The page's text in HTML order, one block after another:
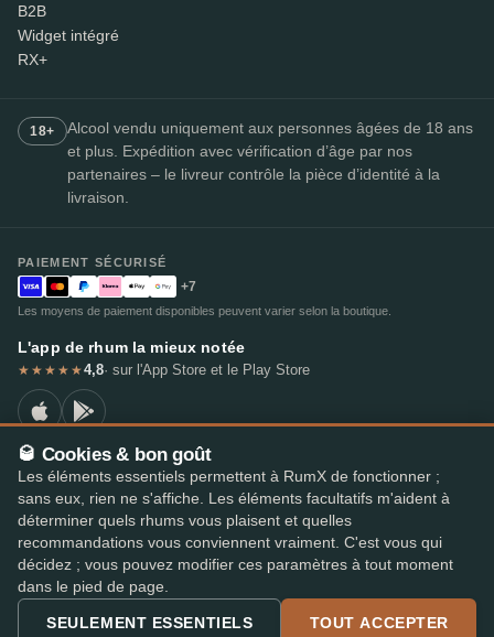
B2B
Widget intégré
RX+
18+
Alcool vendu uniquement aux personnes âgées de 18 ans
et plus. Expédition avec vérification d’âge par nos
partenaires – le livreur contrôle la pièce d’identité à la
livraison.
PAIEMENT SÉCURISÉ
+7
Les moyens de paiement disponibles peuvent varier selon la boutique.
L'app de rhum la mieux notée
★★★★★4,8· sur l'App Store et le Play Store
RumX® est une marque de l'Union européenne enregistrée (EUTM n° 018407164).
Mentions légales Politique de confidentialité
Préférences en matière de cookiesConditions générales
🥃 Cookies & bon goût
Les éléments essentiels permettent à RumX de fonctionner ;
sans eux, rien ne s'affiche. Les éléments facultatifs m'aident à
déterminer quels rhums vous plaisent et quelles
recommandations vous conviennent vraiment. C'est vous qui
décidez ; vous pouvez modifier ces paramètres à tout moment
dans le pied de page.
SEULEMENT ESSENTIELS TOUT ACCEPTER